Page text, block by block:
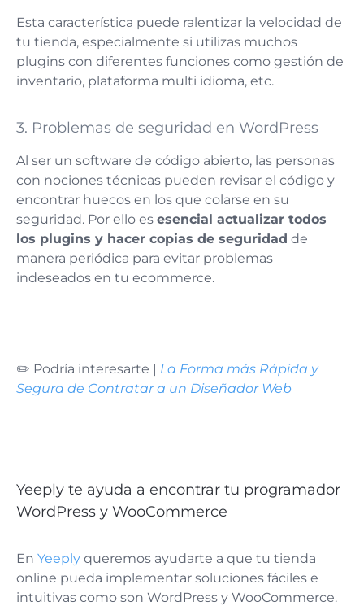
Esta característica puede ralentizar la velocidad de
tu tienda, especialmente si utilizas muchos
plugins con diferentes funciones como gestión de
inventario, plataforma multi idioma, etc.
3. Problemas de seguridad en WordPress
Al ser un software de código abierto, las personas
con nociones técnicas pueden revisar el código y
encontrar huecos en los que colarse en su
seguridad. Por ello es esencial actualizar todos
los plugins y hacer copias de seguridad de
manera periódica para evitar problemas
indeseados en tu ecommerce.
✏️ Podría interesarte | La Forma más Rápida y
Segura de Contratar a un Diseñador Web
Yeeply te ayuda a encontrar tu programador
WordPress y WooCommerce
En Yeeply queremos ayudarte a que tu tienda
online pueda implementar soluciones fáciles e
intuitivas como son WordPress y WooCommerce.